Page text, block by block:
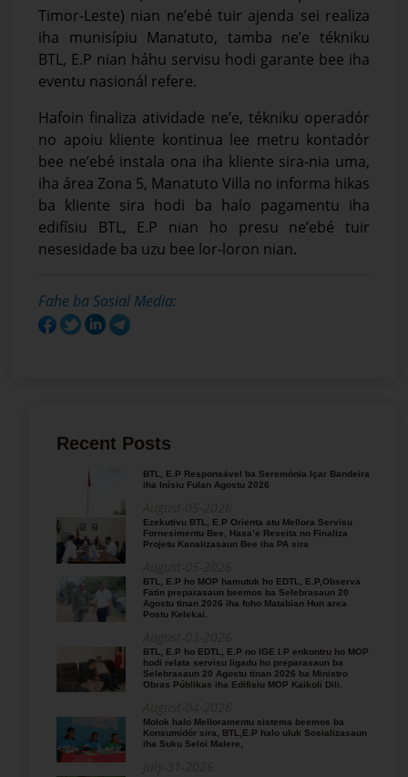
Timor-Leste) nian ne’ebé tuir ajenda sei realiza
iha munisípiu Manatuto, tamba ne’e tékniku
BTL, E.P nian háhu servisu hodi garante bee iha
eventu nasionál refere.
Hafoin finaliza atividade ne’e, tékniku operadór
no apoiu kliente kontinua lee metru kontadór
bee ne’ebé instala ona iha kliente sira-nia uma,
iha área Zona 5, Manatuto Villa no informa hikas
ba kliente sira hodi ba halo pagamentu iha
edifísiu BTL, E.P nian ho presu ne’ebé tuir
nesesidade ba uzu bee lor-loron nian.
Fahe ba Sosial Media:
Recent Posts
BTL, E.P Responsável ba Seremónia Içar Bandeira
iha Inísiu Fulan Agostu 2026
Ezekutivu BTL, E.P Orienta atu Mellora Servisu
Fornesimentu Bee, Hasa’e Reseita no Finaliza
Projetu Kanalizasaun Bee iha PA sira
BTL, E.P ho MOP hamutuk ho EDTL, E.P,Observa
Fatin preparasaun beemos ba Selebrasaun 20
Agostu tinan 2026 iha foho Matabian Hun area
Postu Kelekai.
BTL, E.P ho EDTL, E.P no IGE I.P enkontru ho MOP
hodi relata servisu ligadu ho preparasaun ba
Selebrasaun 20 Agostu tinan 2026 ba Ministro
Obras Públikas iha Edifisiu MOP Kaikoli Dili.
Molok halo Melloramentu sistema beemos ba
Konsumidór sira, BTL,E.P halo uluk Sosializasaun
iha Suku Seloi Malere,